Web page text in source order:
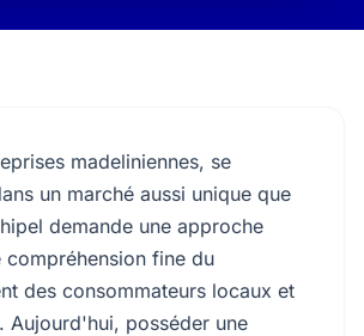
madeliniennes, se
un marché aussi unique que
demande une approche
compréhension fine du
des consommateurs locaux et
Aujourd'hui, posséder une